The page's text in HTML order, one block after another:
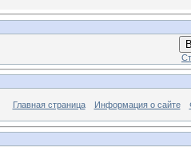
Главная страница Информация о сайте